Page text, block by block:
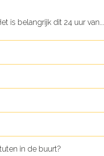
is belangrijk dit 24 uur van...
in de buurt?